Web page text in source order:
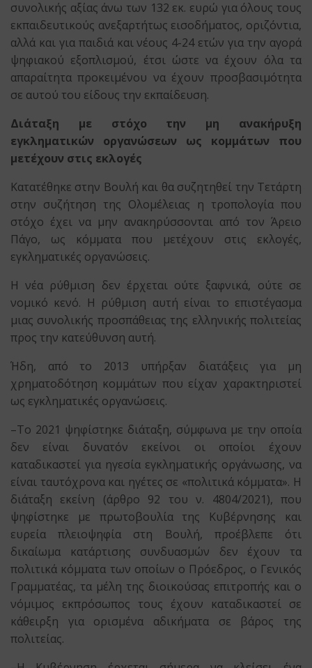
συνολικής αξίας άνω των 132 εκ. ευρώ για όλους τους
εκπαιδευτικούς ανεξαρτήτως εισοδήματος, οριζόντια,
αλλά και για παιδιά και νέους 4-24 ετών για την αγορά
ψηφιακού εξοπλισμού, έτσι ώστε να έχουν όλα τα
απαραίτητα προκειμένου να έχουν προσβασιμότητα
σε αυτού του είδους την εκπαίδευση.
Διάταξη με στόχο την μη ανακήρυξη
εγκληματικών οργανώσεων ως κομμάτων που
μετέχουν στις εκλογές
Κατατέθηκε στην Βουλή και θα συζητηθεί την Τετάρτη
στην συζήτηση της Ολομέλειας η τροπολογία που
στόχο έχει να μην ανακηρύσσονται από τον Άρειο
Πάγο, ως κόμματα που μετέχουν στις εκλογές,
εγκληματικές οργανώσεις.
Η νέα ρύθμιση δεν έρχεται ούτε ξαφνικά, ούτε σε
νομικό κενό. Η ρύθμιση αυτή είναι το επιστέγασμα
μιας συνολικής προσπάθειας της ελληνικής πολιτείας
προς την κατεύθυνση αυτή.
Ήδη, από το 2013 υπήρξαν διατάξεις για μη
χρηματοδότηση κομμάτων που είχαν χαρακτηριστεί
ως εγκληματικές οργανώσεις.
–Το 2021 ψηφίστηκε διάταξη, σύμφωνα με την οποία
δεν είναι δυνατόν εκείνοι οι οποίοι έχουν
καταδικαστεί για ηγεσία εγκληματικής οργάνωσης, να
είναι ταυτόχρονα και ηγέτες σε «πολιτικά κόμματα». Η
διάταξη εκείνη (άρθρο 92 του ν. 4804/2021), που
ψηφίστηκε με πρωτοβουλία της Κυβέρνησης και
ευρεία πλειοψηφία στη Βουλή, προέβλεπε ότι
δικαίωμα κατάρτισης συνδυασμών δεν έχουν τα
πολιτικά κόμματα των οποίων ο Πρόεδρος, ο Γενικός
Γραμματέας, τα μέλη της διοικούσας επιτροπής και ο
νόμιμος εκπρόσωπος τους έχουν καταδικαστεί σε
κάθειρξη για ορισμένα αδικήματα σε βάρος της
πολιτείας.